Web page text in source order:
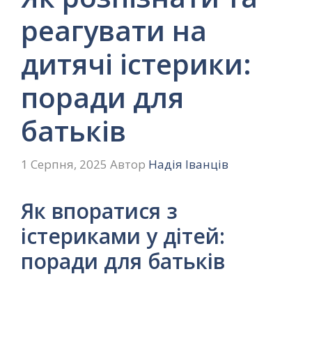
реагувати на
дитячі істерики:
поради для
батьків
1 Серпня, 2025 Автор Надія Іванців
Як впоратися з
істериками у дітей:
поради для батьків